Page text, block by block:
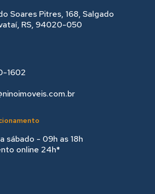
Soares Pitres, 168, Salgado
RS, 94020-050
1602
- 09h as 18hㅤㅤ
online 24h*